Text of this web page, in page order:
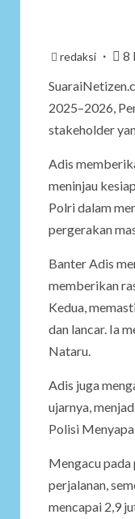
redaksi 8
2025–2026,
stakeholder
Adis
meninjau
Polri dalam
pergerakan
Banter Adis
memberikan
Kedua,
dan lancar. Ia
Nataru.
Adis juga
ujarnya,
Polisi
Mengacu
perjalanan,
mencapai 2,9